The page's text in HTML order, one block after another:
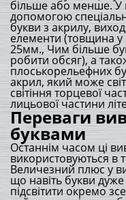
більше або менше. У
допомогою
букви з акрилу,
елементи (товщина у
25мм., Чим більше
робити обсяг), а
плоськорельефних
акрил, який може
світіння торцевої
лицьової частини
Переваги
буквами
Останнім часом ці
використовуються в
Величезний плюс у
що навіть букви
підсвітити окремо